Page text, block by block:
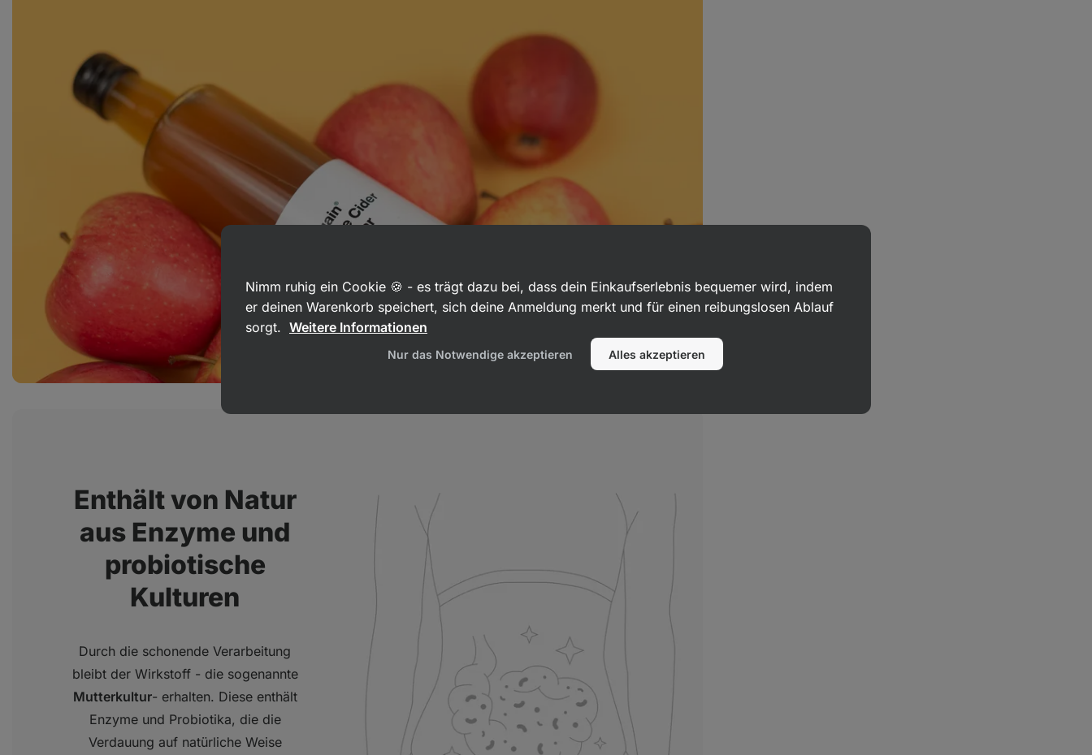
Enthält von Natur
aus Enzyme und
probiotische
Kulturen
Durch die schonende Verarbeitung
bleibt der Wirkstoff - die sogenannte
Mutterkultur- erhalten. Diese enthält
Enzyme und Probiotika, die die
Verdauung auf natürliche Weise
Nimm ruhig ein Cookie 🍪 - es trägt dazu bei, dass dein Einkaufserlebnis bequemer wird, indem
er deinen Warenkorb speichert, sich deine Anmeldung merkt und für einen reibungslosen Ablauf
sorgt. Weitere Informationen
Nur das Notwendige akzeptieren Alles akzeptieren